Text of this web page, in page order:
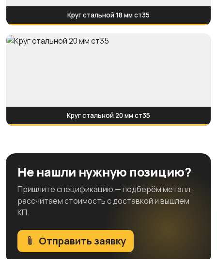
Круг стальной 18 мм ст35
Круг стальной 20 мм ст35
Не нашли нужную позицию?
Пришлите спецификацию — подберём металл,
рассчитаем стоимость с доставкой и вышлем
КП.
Отправить заявку